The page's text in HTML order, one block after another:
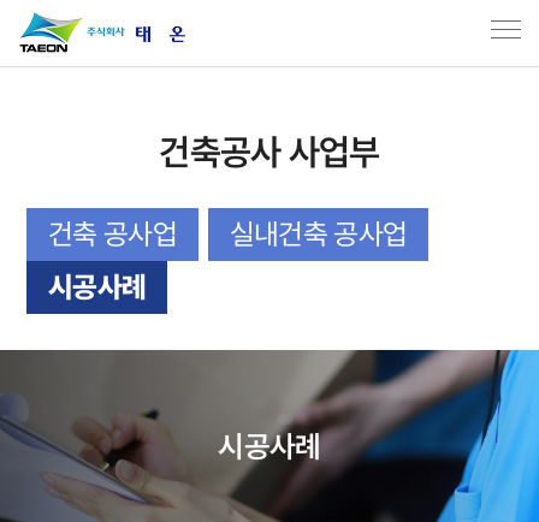
건축공사 사업부
건축 공사업
실내건축 공사업
시공사례
시공사례